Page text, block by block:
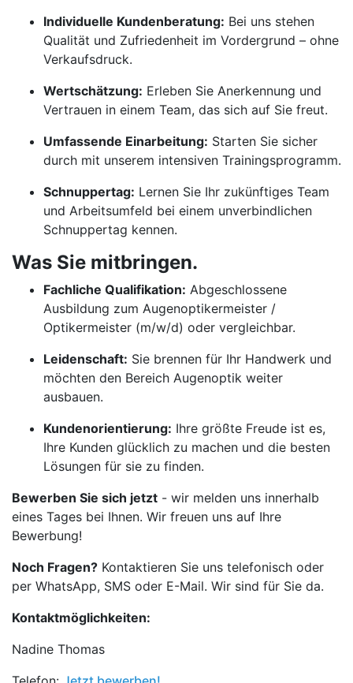
Individuelle Kundenberatung: Bei uns stehen
Qualität und Zufriedenheit im Vordergrund – ohne
Verkaufsdruck.
Wertschätzung: Erleben Sie Anerkennung und
Vertrauen in einem Team, das sich auf Sie freut.
Umfassende Einarbeitung: Starten Sie sicher
durch mit unserem intensiven Trainingsprogramm.
Schnuppertag: Lernen Sie Ihr zukünftiges Team
und Arbeitsumfeld bei einem unverbindlichen
Schnuppertag kennen.
Was Sie mitbringen.
Fachliche Qualifikation: Abgeschlossene
Ausbildung zum Augenoptikermeister /
Optikermeister (m/w/d) oder vergleichbar.
Leidenschaft: Sie brennen für Ihr Handwerk und
möchten den Bereich Augenoptik weiter
ausbauen.
Kundenorientierung: Ihre größte Freude ist es,
Ihre Kunden glücklich zu machen und die besten
Lösungen für sie zu finden.
Bewerben Sie sich jetzt - wir melden uns innerhalb
eines Tages bei Ihnen. Wir freuen uns auf Ihre
Bewerbung!
Noch Fragen? Kontaktieren Sie uns telefonisch oder
per WhatsApp, SMS oder E-Mail. Wir sind für Sie da.
Kontaktmöglichkeiten:
Nadine Thomas